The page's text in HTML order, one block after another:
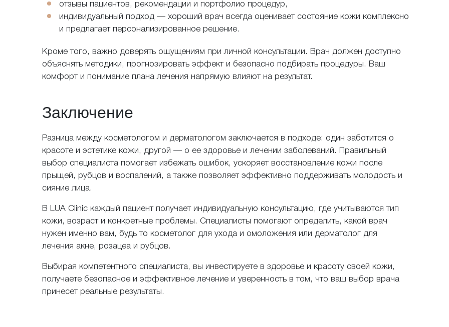
отзывы пациентов, рекомендации и портфолио процедур,
индивидуальный подход — хороший врач всегда оценивает состояние кожи комплексно
и предлагает персонализированное решение.
Кроме того, важно доверять ощущениям при личной консультации. Врач должен доступно
объяснять методики, прогнозировать эффект и безопасно подбирать процедуры. Ваш
комфорт и понимание плана лечения напрямую влияют на результат.
Заключение
Разница между косметологом и дерматологом заключается в подходе: один заботится о
красоте и эстетике кожи, другой — о ее здоровье и лечении заболеваний. Правильный
выбор специалиста помогает избежать ошибок, ускоряет восстановление кожи после
прыщей, рубцов и воспалений, а также позволяет эффективно поддерживать молодость и
сияние лица.
В LUA Clinic каждый пациент получает индивидуальную консультацию, где учитываются тип
кожи, возраст и конкретные проблемы. Специалисты помогают определить, какой врач
нужен именно вам, будь то косметолог для ухода и омоложения или дерматолог для
лечения акне, розацеа и рубцов.
Выбирая компетентного специалиста, вы инвестируете в здоровье и красоту своей кожи,
получаете безопасное и эффективное лечение и уверенность в том, что ваш выбор врача
принесет реальные результаты.
Оставьте свой
Мы будем рады, если вы поделитесь своим мнением!